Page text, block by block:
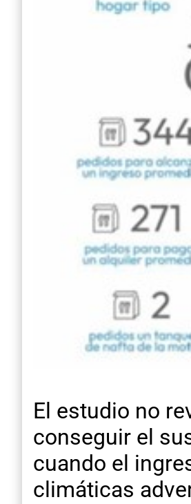
El estudio no
conseguir el
cuando el
climáticas